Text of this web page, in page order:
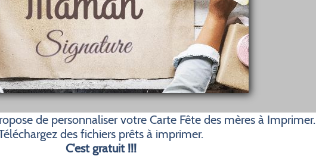
de personnaliser votre Carte Fête des mères à Imprimer.
des fichiers prêts à imprimer.
C'est gratuit !!!